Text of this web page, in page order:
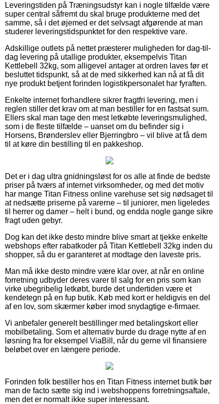
Leveringstiden på Træningsudstyr kan i nogle tilfælde være
super central såfremt du skal bruge produkterne med det
samme, så i det øjemed er det selvsagt afgørende at man
studerer leveringstidspunktet for den respektive vare.
Adskillige outlets på nettet præsterer muligheden for dag-til-
dag levering på utallige produkter, eksempelvis Titan
Kettlebell 32kg, som alligevel antager at ordren laves før et
besluttet tidspunkt, så at de med sikkerhed kan nå at få dit
nye produkt betjent forinden logistikpersonalet har fyraften.
Enkelte internet forhandlere sikrer fragtfri levering, men i
reglen stiller det krav om at man bestiller for en fastsat sum.
Ellers skal man tage den mest letkøbte leveringsmulighed,
som i de fleste tilfælde – uanset om du befinder sig i
Horsens, Brønderslev eller Bjerringbro – vil blive at få dem
til at køre din bestilling til en pakkeshop.
Det er i dag ultra gnidningsløst for os alle at finde de bedste
priser på tværs af internet virksomheder, og med det motiv
har mange Titan Fitness online varehuse set sig nødsaget til
at nedsætte priserne på varerne – til juniorer, men ligeledes
til herrer og damer – helt i bund, og endda nogle gange sikre
fragt uden gebyr.
Dog kan det ikke desto mindre blive smart at tjekke enkelte
webshops efter rabatkoder på Titan Kettlebell 32kg inden du
shopper, så du er garanteret at modtage den laveste pris.
Man må ikke desto mindre være klar over, at når en online
forretning udbyder deres varer til salg for en pris som kan
virke ubegribelig letkøbt, burde det undertiden være et
kendetegn på en fup butik. Køb med kort er heldigvis en del
af en lov, som skærmer køber imod snydagtige e-firmaer.
Vi anbefaler generelt bestillinger med betalingskort eller
mobilbetaling. Som et alternativ burde du drage nytte af en
løsning fra for eksempel ViaBill, når du gerne vil finansiere
beløbet over en længere periode.
Forinden folk bestiller hos en Titan Fitness internet butik bør
man de facto sætte sig ind i webshoppens forretningsaftale,
men det er normalt ikke super interessant.